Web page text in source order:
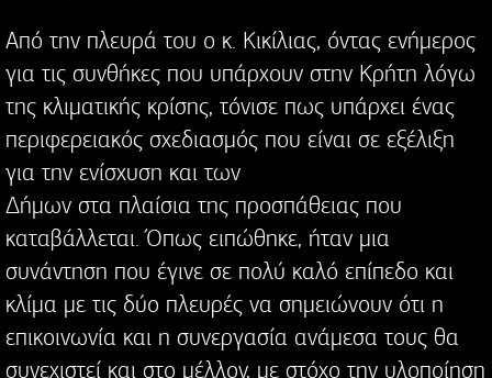
Από την πλευρά του ο κ. Κικίλιας, όντας ενήμερος
για τις συνθήκες που υπάρχουν στην Κρήτη λόγω
της κλιματικής κρίσης, τόνισε πως υπάρχει ένας
περιφερειακός σχεδιασμός που είναι σε εξέλιξη
για την ενίσχυση και των
Δήμων στα πλαίσια της προσπάθειας που
καταβάλλεται. Όπως ειπώθηκε, ήταν μια
συνάντηση που έγινε σε πολύ καλό επίπεδο και
κλίμα με τις δύο πλευρές να σημειώνουν ότι η
επικοινωνία και η συνεργασία ανάμεσα τους θα
συνεχιστεί και στο μέλλον, με στόχο την υλοποίηση